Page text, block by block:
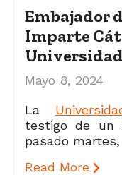
Embajador
Imparte
Mayo 8, 2024
La
testigo de un
pasado
Read More